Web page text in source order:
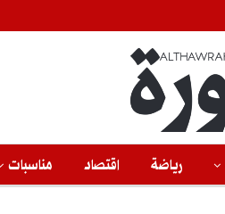
رياضة اقتصاد مناسبات